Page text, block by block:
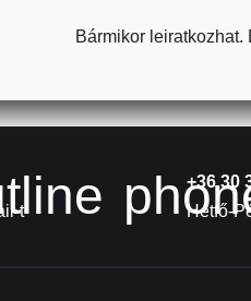
Bármikor
t
+36 30
Hétfő-